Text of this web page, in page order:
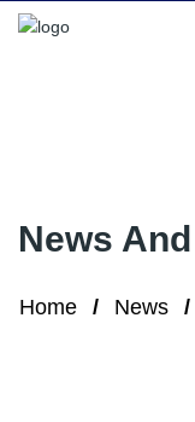
News
Home News